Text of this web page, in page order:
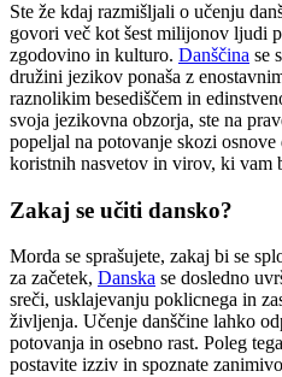
Ste že kdaj razmišljali o učenju
govori več kot šest milijonov ljudi
zgodovino in kulturo. Danščina se
družini jezikov ponaša z
raznolikim besediščem in
svoja jezikovna obzorja, ste na
popeljal na potovanje skozi
koristnih nasvetov in virov, ki vam
Zakaj se učiti dansko?
Morda se sprašujete, zakaj bi se
za začetek, Danska se dosledno
sreči, usklajevanju poklicnega in
življenja. Učenje danščine lahko
potovanja in osebno rast. Poleg
postavite izziv in spoznate